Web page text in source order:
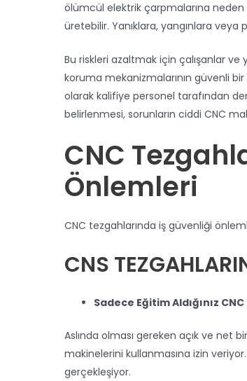
ölümcül elektrik çarpmalarına neden
üretebilir. Yanıklara, yangınlara
Bu riskleri azaltmak için çalışanlar
koruma mekanizmalarının güvenli
olarak kalifiye personel tarafından
belirlenmesi, sorunların ciddi CNC
CNC
Önlemleri
CNC tezgahlarında iş güvenliği
CNS
Sadece Eğitim Aldığınız
Aslında olması gereken açık ve net
makinelerini kullanmasına izin veriyor.
gerçekleşiyor.